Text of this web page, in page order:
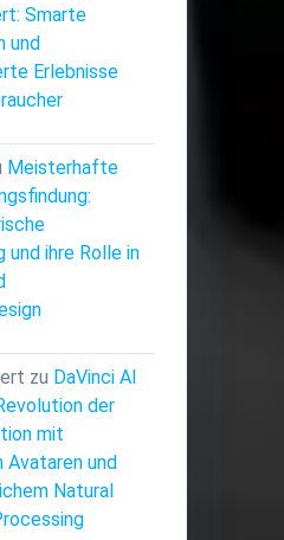
Smarte
und
Erlebnisse
Meisterhafte
und ihre Rolle in
zu DaVinci AI
der
mit
Avataren und
Natural